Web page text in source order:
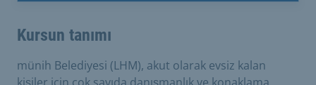
Kursun tanımı
münih Belediyesi (LHM), akut olarak evsiz kalan